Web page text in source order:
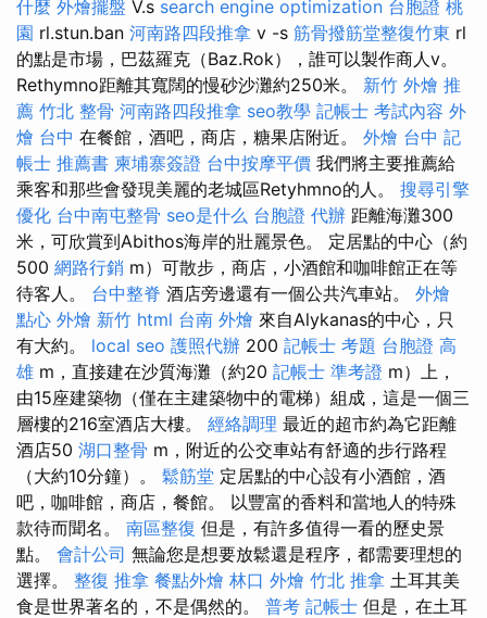
什麼 外燴擺盤 V.s search engine optimization 台胞證 桃
園 rl.stun.ban 河南路四段推拿 v -s 筋骨撥筋堂整復竹東 rl
的點是市場，巴茲羅克（Baz.Rok），誰可以製作商人v。
Rethymno距離其寬闊的慢砂沙灘約250米。 新竹 外燴 推
薦 竹北 整骨 河南路四段推拿 seo教學 記帳士 考試內容 外
燴 台中 在餐館，酒吧，商店，糖果店附近。 外燴 台中 記
帳士 推薦書 柬埔寨簽證 台中按摩平價 我們將主要推薦給
乘客和那些會發現美麗的老城區Retyhmno的人。 搜尋引擎
優化 台中南屯整骨 seo是什么 台胞證 代辦 距離海灘300
米，可欣賞到Abithos海岸的壯麗景色。 定居點的中心（約
500 網路行銷 m）可散步，商店，小酒館和咖啡館正在等
待客人。 台中整脊 酒店旁邊還有一個公共汽車站。 外燴
點心 外燴 新竹 html 台南 外燴 來自Alykanas的中心，只
有大約。 local seo 護照代辦 200 記帳士 考題 台胞證 高
雄 m，直接建在沙質海灘（約20 記帳士 準考證 m）上，
由15座建築物（僅在主建築物中的電梯）組成，這是一個三
層樓的216室酒店大樓。 經絡調理 最近的超市約為它距離
酒店50 湖口整骨 m，附近的公交車站有舒適的步行路程
（大約10分鐘）。 鬆筋堂 定居點的中心設有小酒館，酒
吧，咖啡館，商店，餐館。 以豐富的香料和當地人的特殊
款待而聞名。 南區整復 但是，有許多值得一看的歷史景
點。 會計公司 無論您是想要放鬆還是程序，都需要理想的
選擇。 整復 推拿 餐點外燴 林口 外燴 竹北 推拿 土耳其美
食是世界著名的，不是偶然的。 普考 記帳士 但是，在土耳